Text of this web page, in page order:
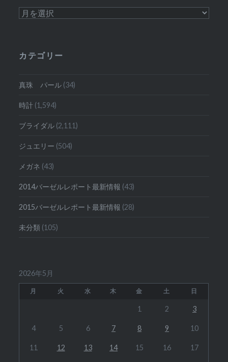
過
稿
カテゴリー
真珠 パール (34)
時計 (1,594)
ブライダル (2,111)
ジュエリー (504)
メガネ (43)
2014バーゼルレポート最新情報 (43)
2015バーゼルレポート最新情報 (28)
未分類 (105)
2026年5月
月 火 水 木 金 土 日
1 2 3
4 5 6 7 8 9 10
11 12 13 14 15 16 17